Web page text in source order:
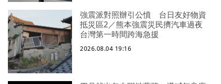
強震派對照辦引公憤 台日友好物資
抵災區2／熊本強震災民擠汽車過夜
台灣第一時間跨海急援
2026.08.04 19:16